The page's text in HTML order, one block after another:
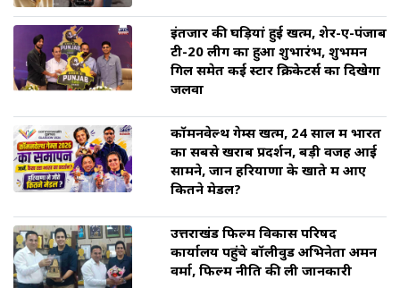
इंतजार की घड़ियां हुई खत्म, शेर-ए-पंजाब
टी-20 लीग का हुआ शुभारंभ, शुभमन
गिल समेत कई स्टार क्रिकेटर्स का दिखेगा
जलवा
कॉमनवेल्थ गेम्स खत्म, 24 साल में भारत
का सबसे खराब प्रदर्शन, बड़ी वजह आई
सामने, जानें हरियाणा के खाते में आए
कितने मेडल?
उत्तराखंड फिल्म विकास परिषद
कार्यालय पहुंचे बॉलीवुड अभिनेता अमन
वर्मा, फिल्म नीति की ली जानकारी